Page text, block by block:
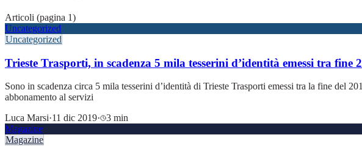
Articoli (pagina 1)
Uncategorized
Uncategorized
Trieste Trasporti, in scadenza 5 mila tesserini d’identità emessi tra fine
Sono in scadenza circa 5 mila tesserini d’identità di Trieste Trasporti emessi tra la fine del
abbonamento al servizi
Luca Marsi·11 dic 2019·
3 min
Magazine
Magazine